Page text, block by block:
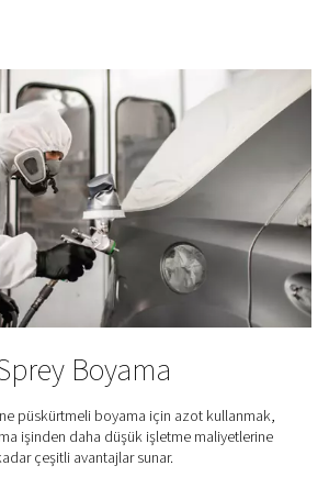
iyon batarya
batarya üretiminde, hücre üretiminde,
ve testlerde bataryaların ham
eskimesini önlemek için azot uygulanır.